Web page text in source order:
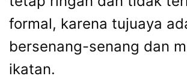
formal, karena tujuaya
bersenang-senang dan
ikatan.